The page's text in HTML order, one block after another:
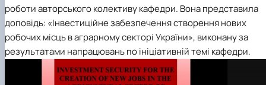
роботи авторського колективу кафедри. Вона представила
доповідь: «Інвестиційне забезпечення створення нових
робочих місць в аграрному секторі України», виконану за
результатами напрацювань по ініціативній темі кафедри.